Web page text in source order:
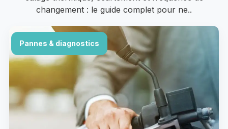
changement : le guide complet pour ne..
Pannes & diagnostics